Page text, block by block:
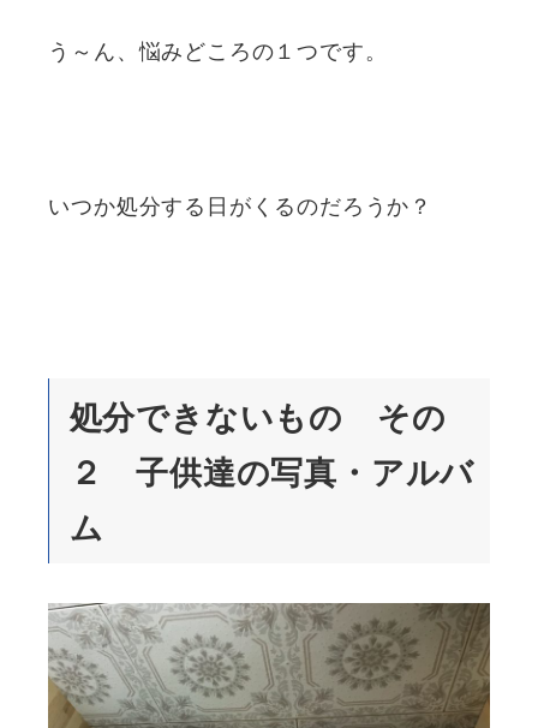
う～ん、悩みどころの１つです。
いつか処分する日がくるのだろうか？
処分できないもの その
２ 子供達の写真・アルバ
ム